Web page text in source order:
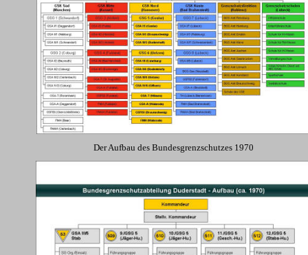
Der Aufbau des Bundesgrenzschutzes 1970